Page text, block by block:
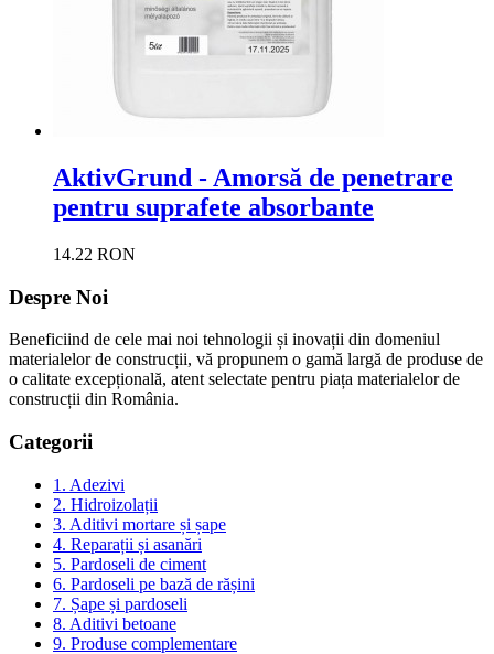
AktivGrund - Amorsă de penetrare
pentru suprafete absorbante
14.22 RON
Despre Noi
Beneficiind de cele mai noi tehnologii și inovații din domeniul
materialelor de construcții, vă propunem o gamă largă de produse de
o calitate excepțională, atent selectate pentru piața materialelor de
construcții din România.
Categorii
1. Adezivi
2. Hidroizolații
3. Aditivi mortare și șape
4. Reparații și asanări
5. Pardoseli de ciment
6. Pardoseli pe bază de rășini
7. Șape și pardoseli
8. Aditivi betoane
9. Produse complementare